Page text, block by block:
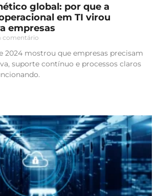
global: por que a
em TI virou
empresas
comentário
2024 mostrou que empresas precisam
suporte contínuo e processos claros